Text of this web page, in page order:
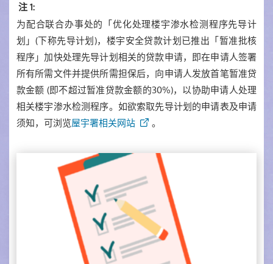
注 1:
为配合联合办事处的「优化处理楼宇渗水检测程序先导计
划」(下称先导计划)，楼宇安全贷款计划已推出「暂准批核
程序」加快处理先导计划相关的贷款申请，即在申请人签署
所有所需文件并提供所需担保后，向申请人发放首笔暂准贷
款金额 (即不超过暂准贷款金额的30%)，以协助申请人处理
相关楼宇渗水检测程序。如欲索取先导计划的申请表及申请
须知，可浏览屋宇署相关网站 。